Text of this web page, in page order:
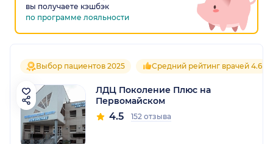
вы получаете кэшбэк
по программе лояльности
Выбор пациентов 2025 Средний рейтинг врачей 4.6
ЛДЦ Поколение Плюс на
Первомайском
4.5 152 отзыва